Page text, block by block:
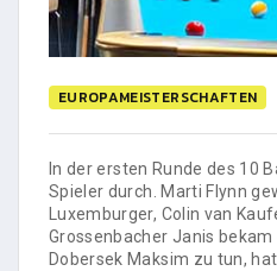
EUROPAMEISTERSCHAFTEN
In der ersten Runde des 10
Spieler durch. Marti Flynn
Luxemburger, Colin van
Grossenbacher Janis
Dobersek Maksim zu tun,